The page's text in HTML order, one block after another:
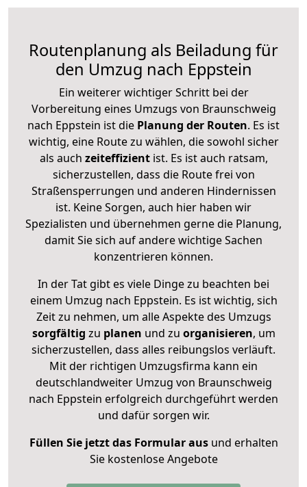
Routenplanung als Beiladung für
den Umzug nach Eppstein
Ein weiterer wichtiger Schritt bei der
Vorbereitung eines Umzugs von Braunschweig
nach Eppstein ist die Planung der Routen. Es ist
wichtig, eine Route zu wählen, die sowohl sicher
als auch zeiteffizientist. Es ist auch ratsam,
sicherzustellen, dass die Route frei von
Straßensperrungen und anderen Hindernissen
ist. Keine Sorgen, auch hier haben wir
Spezialisten und übernehmen gerne die Planung,
damit Sie sich auf andere wichtige Sachen
konzentrieren können.
In der Tat gibt es viele Dinge zu beachten bei
einem Umzug nach Eppstein. Es ist wichtig, sich
Zeit zu nehmen, um alle Aspekte des Umzugs
sorgfältig zu planen und zu organisieren, um
sicherzustellen, dass alles reibungslos verläuft.
Mit der richtigen Umzugsfirma kann ein
deutschlandweiter Umzug von Braunschweig
nach Eppstein erfolgreich durchgeführt werden
und dafür sorgen wir.
Füllen Sie jetzt das Formular ausund erhalten
Sie kostenlose Angebote